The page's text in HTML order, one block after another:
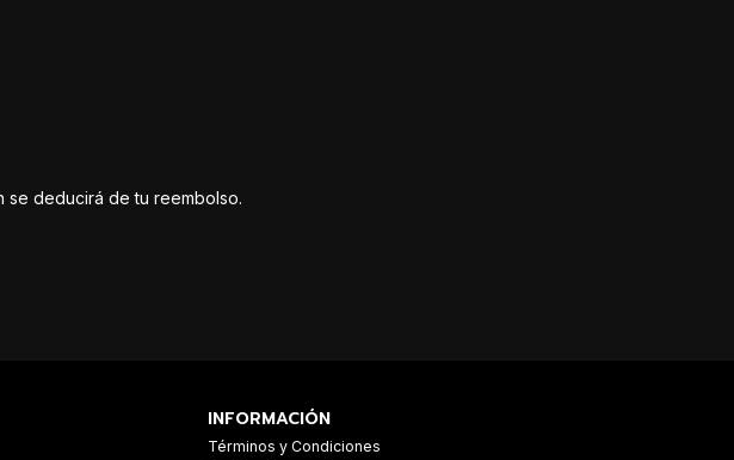
deducirá de tu reembolso.
INFORMACIÓN
Términos y Condiciones